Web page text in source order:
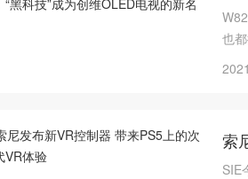
也
索
SIE